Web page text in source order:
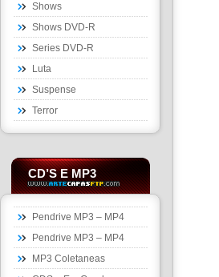
Shows
Shows DVD-R
Series DVD-R
Luta
Suspense
Terror
CD’S E MP3
Pendrive MP3 – MP4
Pendrive MP3 – MP4
MP3 Coletaneas